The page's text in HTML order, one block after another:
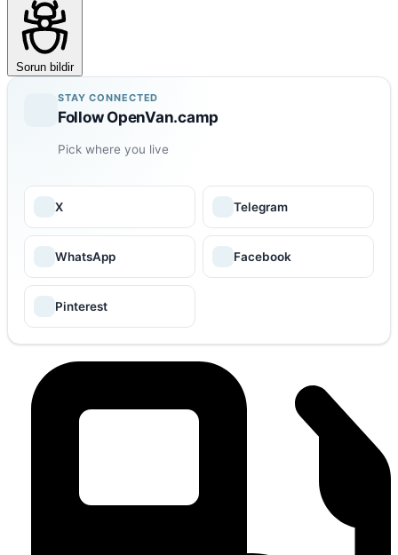
Sorun bildir
STAY CONNECTED
Follow OpenVan.camp
Pick where you live
X Telegram
WhatsApp Facebook
Pinterest